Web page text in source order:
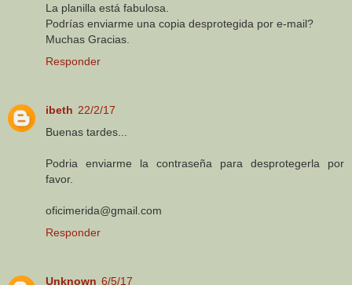
La planilla está fabulosa.
Podrías enviarme una copia desprotegida por e-mail?
Muchas Gracias.
Responder
ibeth 22/2/17
Buenas tardes...
Podria enviarme la contraseña para desprotegerla por
favor.
oficimerida@gmail.com
Responder
Unknown 6/5/17